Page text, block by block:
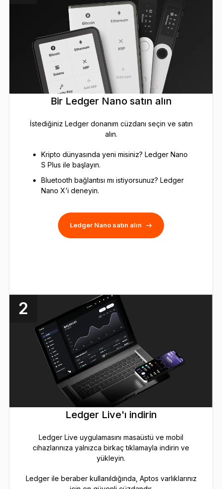
Bir Ledger Nano satın alın
İstediğiniz Ledger donanım cüzdanı seçin ve satın
alın.
Kripto dünyasında yeni misiniz? Ledger Nano
S Plus ile başlayın.
Bluetooth bağlantısı mı istiyorsunuz? Ledger
Nano X’i deneyin.
Ledger Nano satın alın
2
Ledger Live'ı indirin
Ledger Live uygulamasını masaüstü ve mobil
cihazlarınıza yalnızca birkaç tıklamayla indirin ve
yükleyin.
Ledger ile beraber kullanıldığında, Aptos varlıklarınız